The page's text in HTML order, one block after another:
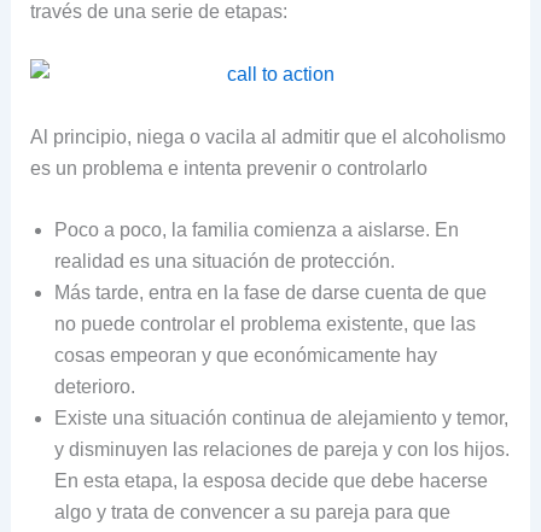
través de una serie de etapas:
Al principio, niega o vacila al admitir que el alcoholismo
es un problema e intenta prevenir o controlarlo
Poco a poco, la familia comienza a aislarse. En
realidad es una situación de protección.
Más tarde, entra en la fase de darse cuenta de que
no puede controlar el problema existente, que las
cosas empeoran y que económicamente hay
deterioro.
Existe una situación continua de alejamiento y temor,
y disminuyen las relaciones de pareja y con los hijos.
En esta etapa, la esposa decide que debe hacerse
algo y trata de convencer a su pareja para que